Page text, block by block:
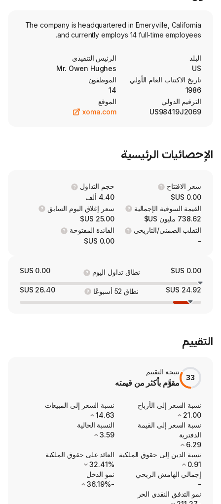
The company is headquartered in
and currently employs 14 full-
Mr. Owen Hughes
الأولي
الموظفون
الموقع
xoma.com
حجم التداول
4.40 ألف
الإجمالية
سعر إغلاق اليوم السابق
25.00 US$
التاريخي
الفائدة المفتوحة
نطاق تداول اليوم 0.00 US$
نطاق 52 أسبوعًا 26.40 US$
من قيمته
الأرباح
نسبة السعر إلى المبيعات
القيمة
النسبة الحالية
حقوق الملكية
العائد على حقوق الملكية
الربحي
نمو الدخل
الحر